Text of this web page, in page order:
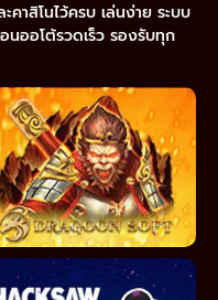
าสิโนไว้ครบ เล่นง่าย ระบบ
ออโต้รวดเร็ว รองรับทุก